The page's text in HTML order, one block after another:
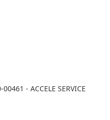
- ACCELE SERVICE